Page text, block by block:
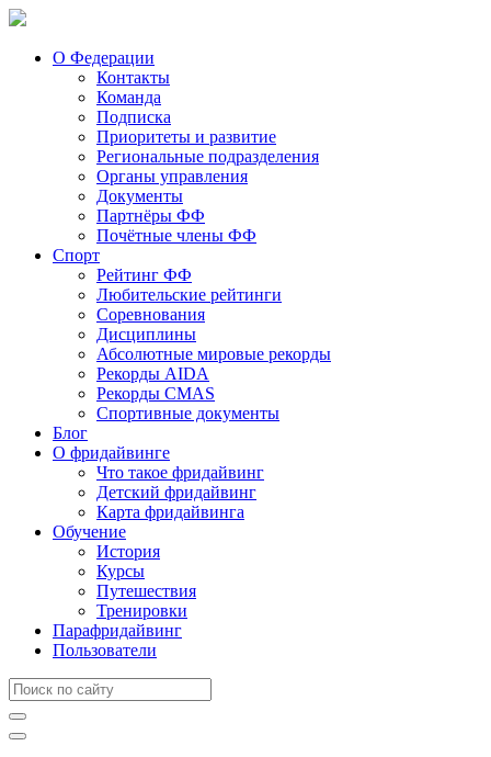
О Федерации
Контакты
Команда
Подписка
Приоритеты и развитие
Региональные подразделения
Органы управления
Документы
Партнёры ФФ
Почётные члены ФФ
Спорт
Рейтинг ФФ
Любительские рейтинги
Соревнования
Дисциплины
Абсолютные мировые рекорды
Рекорды AIDA
Рекорды CMAS
Спортивные документы
Блог
О фридайвинге
Что такое фридайвинг
Детский фридайвинг
Карта фридайвинга
Обучение
История
Курсы
Путешествия
Тренировки
Парафридайвинг
Пользователи